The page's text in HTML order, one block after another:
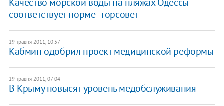
Качество морской воды на пляжах Одессы
соответствует норме - горсовет
19 травня 2011, 10:57
Кабмин одобрил проект медицинской реформы
19 травня 2011, 07:04
В Крыму повысят уровень медобслуживания